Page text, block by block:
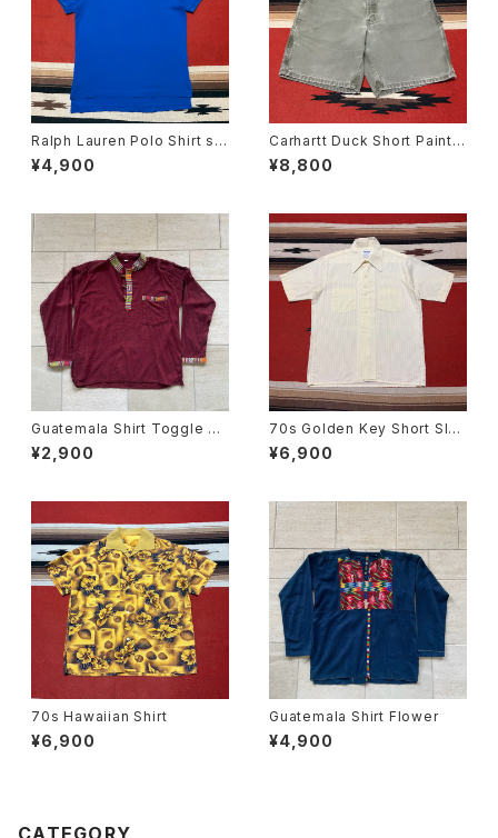
Ralph Lauren Polo Shirt siz
e M
¥4,900
Carhartt Duck Short Painte
r W36
¥8,800
Guatemala Shirt Toggle Bu
tton
¥2,900
70s Golden Key Short Sle
eve Stripe Shirt size M
¥6,900
70s Hawaiian Shirt
¥6,900
Guatemala Shirt Flower
¥4,900
CATEGORY